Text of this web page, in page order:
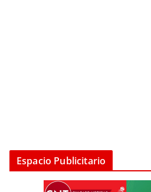
Espacio Publicitario